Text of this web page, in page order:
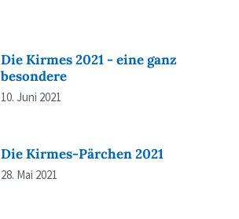
Die Kirmes 2021 - eine ganz
besondere
10. Juni 2021
Die Kirmes-Pärchen 2021
28. Mai 2021